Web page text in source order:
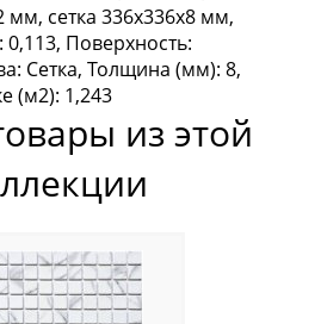
мм, сетка 336х336x8 мм,
Поверхность:
Сетка, Толщина (мм): 8,
(м2): 1,243
из этой